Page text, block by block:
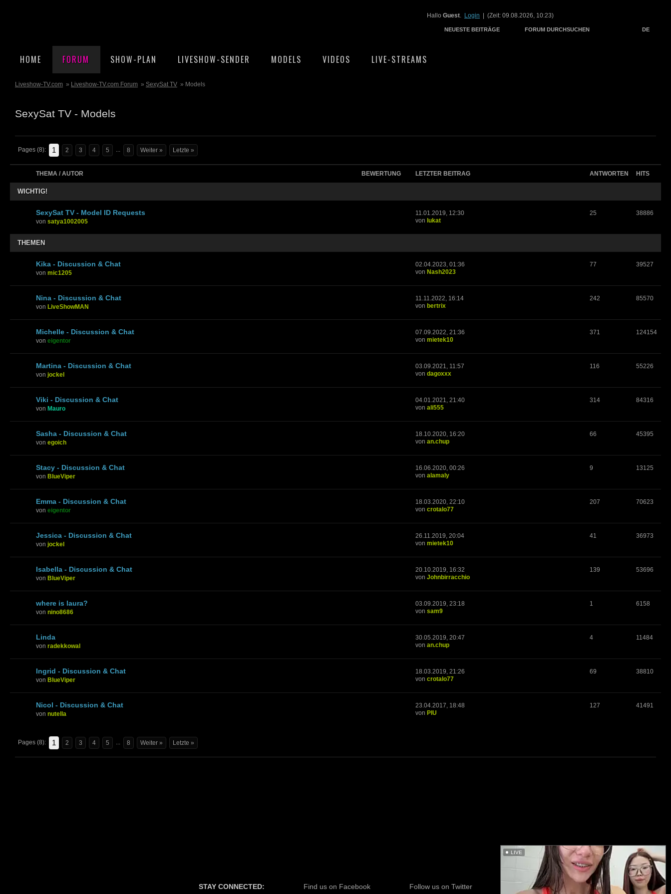
LIVE
Hallo Guest. Login | (Zeit: 09.08.2026, 10:23)
NEUESTE BEITRÄGE FORUM DURCHSUCHEN DE
HOME FORUM SHOW-PLAN LIVESHOW-SENDER MODELS VIDEOS LIVE-STREAMS
Liveshow-TV.com » Liveshow-TV.com Forum » SexySat TV » Models
SexySat TV - Models
Pages (8): 1 2 3 4 5 ... 8 Weiter » Letzte »
THEMA / AUTOR BEWERTUNG LETZTER BEITRAG ANTWORTEN HITS
WICHTIG!
SexySat TV - Model ID Requests
von satya1002005
11.01.2019, 12:30
von lukat
25 38886
THEMEN
Kika - Discussion & Chat
von mic1205
02.04.2023, 01:36
von Nash2023
77 39527
Nina - Discussion & Chat
von LiveShowMAN
11.11.2022, 16:14
von bertrix
242 85570
Michelle - Discussion & Chat
von eigentor
07.09.2022, 21:36
von mietek10
371 124154
Martina - Discussion & Chat
von jockel
03.09.2021, 11:57
von dagoxxx
116 55226
Viki - Discussion & Chat
von Mauro
04.01.2021, 21:40
von ali555
314 84316
Sasha - Discussion & Chat
von egoich
18.10.2020, 16:20
von an.chup
66 45395
Stacy - Discussion & Chat
von BlueViper
16.06.2020, 00:26
von alamaly
9 13125
Emma - Discussion & Chat
von eigentor
18.03.2020, 22:10
von crotalo77
207 70623
Jessica - Discussion & Chat
von jockel
26.11.2019, 20:04
von mietek10
41 36973
Isabella - Discussion & Chat
von BlueViper
20.10.2019, 16:32
von Johnbirracchio
139 53696
where is laura?
von nino8686
03.09.2019, 23:18
von sam9
1 6158
Linda
von radekkowal
30.05.2019, 20:47
von an.chup
4 11484
Ingrid - Discussion & Chat
von BlueViper
18.03.2019, 21:26
von crotalo77
69 38810
Nicol - Discussion & Chat
von nutella
23.04.2017, 18:48
von PIU
127 41491
Pages (8): 1 2 3 4 5 ... 8 Weiter » Letzte »
STAY CONNECTED: Find us on Facebook Follow us on Twitter